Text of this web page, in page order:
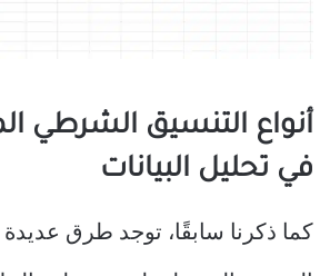
أنواع التنسيق الشرطي
في تحليل البيانات
كما ذكرنا سابقًا، توجد طرق عديدة